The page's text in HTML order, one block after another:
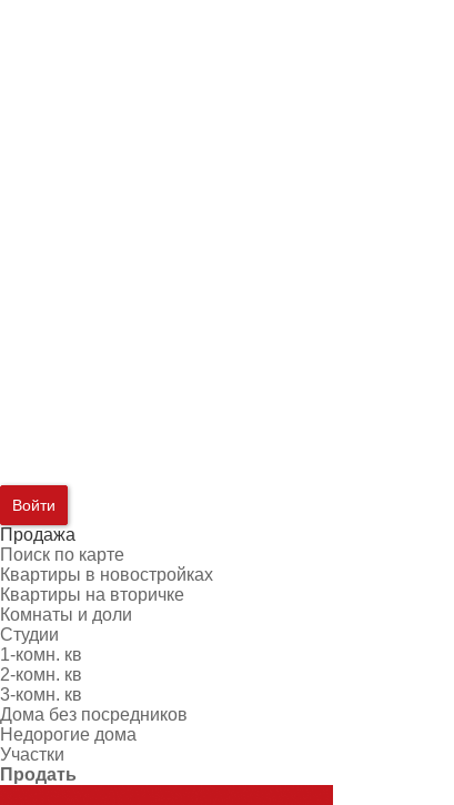
Войти
Продажа
Поиск по карте
Квартиры в новостройках
Квартиры на вторичке
Комнаты и доли
Студии
1-комн. кв
2-комн. кв
3-комн. кв
Дома без посредников
Недорогие дома
Участки
Продать